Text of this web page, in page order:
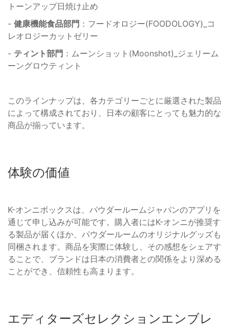
トーンアップ日焼け止め
- 健康機能食品部門 ：フードオロジー(FOODOLOGY)_コ
レオロジーカットゼリー
- ティント部門 ：ムーンショット(Moonshot)_ジェリーム
ーングロウティント
このラインナップは、各カテゴリーごとに厳選された製品
によって構成されており、日本の顧客にとっても魅力的な
商品が揃っています。
体験の価値
K-オンニボックスは、パウダールームジャパンのアプリを
通じて申し込みが可能です。購入者にはK-オンニが推奨す
る製品が届くほか、パウダールームのオリジナルグッズも
同梱されます。商品を実際に体験し、その感想をシェアす
ることで、ブランドは日本の消費者との関係をより深める
ことができ、信頼性も高まります。
エディターズセレクションエンブレ